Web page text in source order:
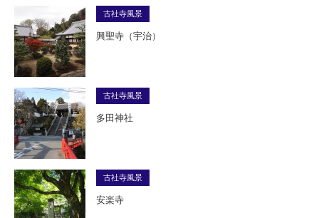
古社寺風景
興聖寺（宇治）
古社寺風景
多田神社
古社寺風景
安楽寺